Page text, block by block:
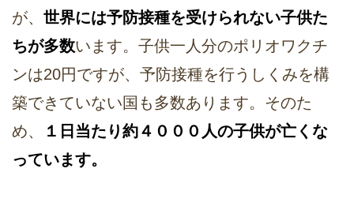
が、 世界には予防接種を受けられない子供た
ちが多数います。子供一人分のポリオワクチ
ンは20円ですが、予防接種を行うしくみを構
築できていない国も多数あります。そのた
め、
１日当たり約４０００人の子供が亡くな
っています。